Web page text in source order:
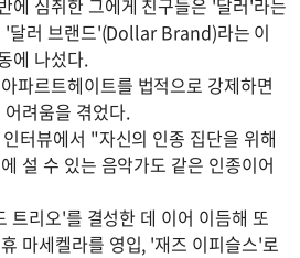
에 심취한 그에게 친구들은 '달러'라는
'달러 브랜드'(Dollar Brand)라는 이
에 나섰다.
파르트헤이트를 법적으로 강제하면
려움을 겪었다.
터뷰에서 "자신의 인종 집단을 위해
설 수 있는 음악가도 같은 인종이어
트리오'를 결성한 데 이어 이듬해 또
마세켈라를 영입, '재즈 이피슬스'로